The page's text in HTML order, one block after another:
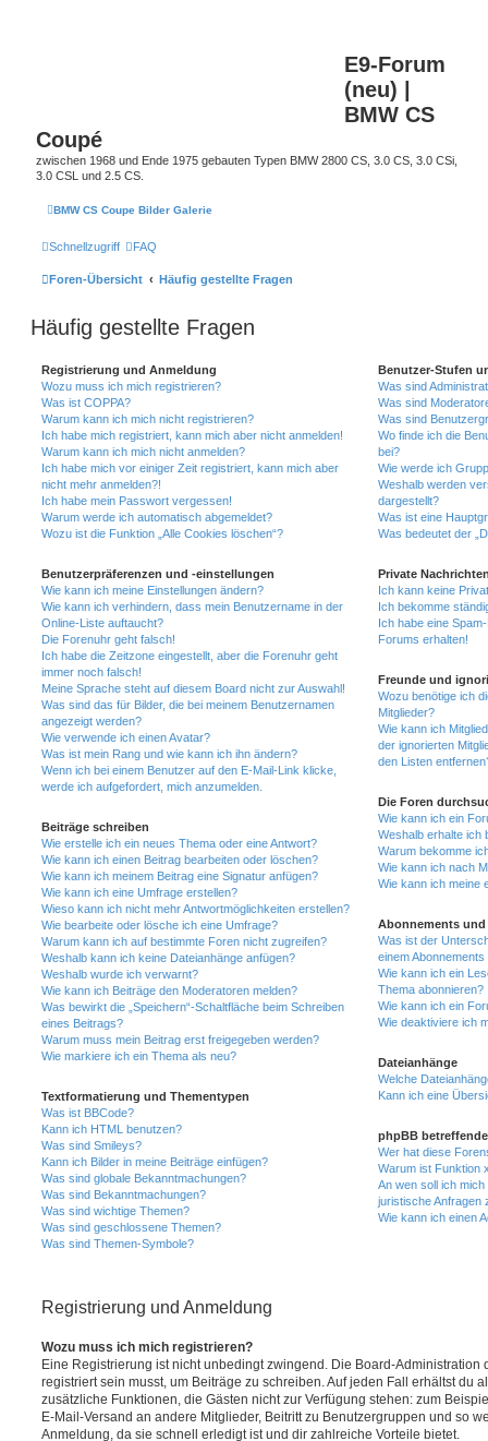
E9-Forum
(neu) |
BMW CS
Coupé
zwischen 1968 und Ende 1975 gebauten Typen BMW 2800 CS, 3.0 CS, 3.0 CSi,
3.0 CSL und 2.5 CS.
BMW CS Coupe Bilder Galerie
Schnellzugriff FAQ
Foren-Übersicht Häufig gestellte Fragen
Häufig gestellte Fragen
Registrierung und Anmeldung
Wozu muss ich mich registrieren?
Was ist COPPA?
Warum kann ich mich nicht registrieren?
Ich habe mich registriert, kann mich aber nicht anmelden!
Warum kann ich mich nicht anmelden?
Ich habe mich vor einiger Zeit registriert, kann mich aber
nicht mehr anmelden?!
Ich habe mein Passwort vergessen!
Warum werde ich automatisch abgemeldet?
Wozu ist die Funktion „Alle Cookies löschen“?
Benutzerpräferenzen und -einstellungen
Wie kann ich meine Einstellungen ändern?
Wie kann ich verhindern, dass mein Benutzername in der
Online-Liste auftaucht?
Die Forenuhr geht falsch!
Ich habe die Zeitzone eingestellt, aber die Forenuhr geht
immer noch falsch!
Meine Sprache steht auf diesem Board nicht zur Auswahl!
Was sind das für Bilder, die bei meinem Benutzernamen
angezeigt werden?
Wie verwende ich einen Avatar?
Was ist mein Rang und wie kann ich ihn ändern?
Wenn ich bei einem Benutzer auf den E-Mail-Link klicke,
werde ich aufgefordert, mich anzumelden.
Beiträge schreiben
Wie erstelle ich ein neues Thema oder eine Antwort?
Wie kann ich einen Beitrag bearbeiten oder löschen?
Wie kann ich meinem Beitrag eine Signatur anfügen?
Wie kann ich eine Umfrage erstellen?
Wieso kann ich nicht mehr Antwortmöglichkeiten erstellen?
Wie bearbeite oder lösche ich eine Umfrage?
Warum kann ich auf bestimmte Foren nicht zugreifen?
Weshalb kann ich keine Dateianhänge anfügen?
Weshalb wurde ich verwarnt?
Wie kann ich Beiträge den Moderatoren melden?
Was bewirkt die „Speichern“-Schaltfläche beim Schreiben
eines Beitrags?
Warum muss mein Beitrag erst freigegeben werden?
Wie markiere ich ein Thema als neu?
Textformatierung und Thementypen
Was ist BBCode?
Kann ich HTML benutzen?
Was sind Smileys?
Kann ich Bilder in meine Beiträge einfügen?
Was sind globale Bekanntmachungen?
Was sind Bekanntmachungen?
Was sind wichtige Themen?
Was sind geschlossene Themen?
Was sind Themen-Symbole?
Benutzer-Stufen
Was sind
Was sind
Was sind
Wo finde ich die
bei?
Wie werde ich
Weshalb werden
dargestellt?
Was ist eine
Was bedeutet der
Private
Ich kann keine
Ich bekomme
Ich habe eine
Forums erhalten!
Freunde und
Wozu benötige ich
Mitglieder?
Wie kann ich
der ignorierten
den Listen
Die Foren
Wie kann ich ein
Weshalb erhalte ich
Warum bekomme
Wie kann ich nach
Wie kann ich meine
Abonnements und
Was ist der
einem
Wie kann ich ein
Thema abonnieren?
Wie kann ich ein
Wie deaktiviere ich
Dateianhänge
Welche
Kann ich eine
phpBB
Wer hat diese
Warum ist Funktion
An wen soll ich
juristische Anfragen
Wie kann ich einen
Registrierung und Anmeldung
Wozu muss ich mich registrieren?
Eine Registrierung ist nicht unbedingt zwingend. Die Board-Administration
registriert sein musst, um Beiträge zu schreiben. Auf jeden Fall erhältst du
zusätzliche Funktionen, die Gästen nicht zur Verfügung stehen: zum
E-Mail-Versand an andere Mitglieder, Beitritt zu Benutzergruppen und so
Anmeldung, da sie schnell erledigt ist und dir zahlreiche Vorteile bietet.